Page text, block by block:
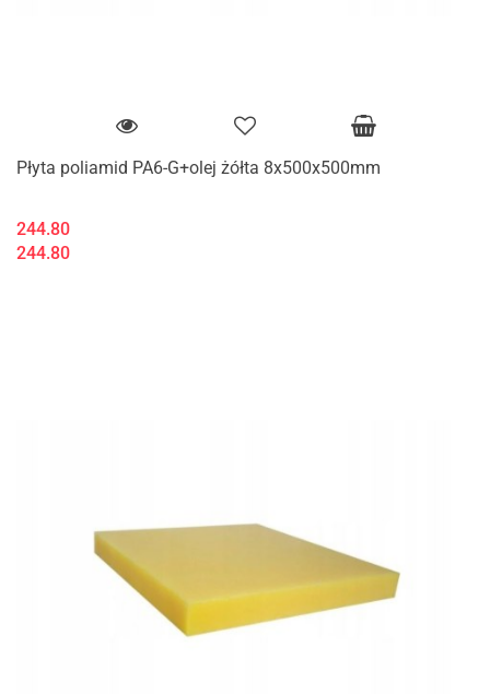
Płyta poliamid PA6-G+olej żółta 8x500x500mm
244.80
244.80